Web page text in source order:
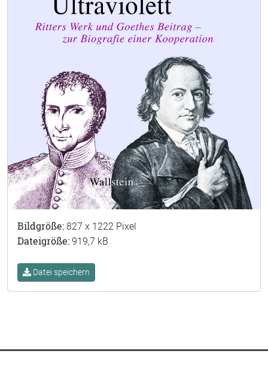
Bildgröße: 827 x 1222 Pixel
Dateigröße: 919,7 kB
Datei speichern